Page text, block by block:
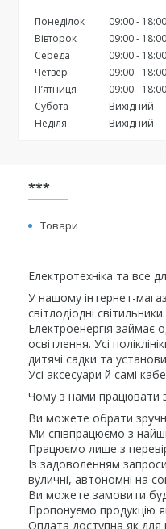
Понеділок 09:00
18:00
Вівторок
09:00
18:00
Середа
09:00
18:00
Четвер
09:00
18:00
Пʼятниця
09:00
18:00
Субота
Вихідний
Неділя
Вихідний
***
Товари
Електротехніка та все
У нашому інтернет-
світлодіодні
Електроенергія займає
освітлення. Усі
дитячі садки та
Усі аксесуари й самі
Чому з нами працювати
Ви можете обрати
Ми співпрацюємо з
Працюємо лише з
Із задоволенням
вуличні, автономні на
Ви можете замовити
Пропонуємо продукцію
Оплата доступна як для